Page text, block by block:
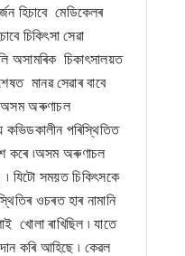
হিচাবে মেডিকেলৰ
চিকিৎসা সেৱা
অসামৰিক চিকাৎসালয়ত
মানৱ সেৱাৰ বাবে
অসম অৰুণাচল
কভিডকালীন পৰিস্থিতিত
কৰে ৷অসম অৰুণাচল
যিটো সময়ত চিকিৎসকে
ওচৰত হাৰ নামানি
খোলা ৰাখিছিল ৷ যাতে
কৰি আহিছে ৷ কেৱল